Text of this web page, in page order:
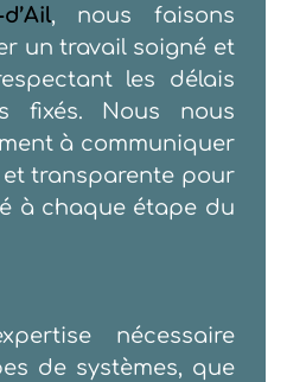
, nous faisons
un travail soigné et
les délais
fixés. Nous nous
à communiquer
transparente pour
à chaque étape du
nécessaire
de systèmes, que